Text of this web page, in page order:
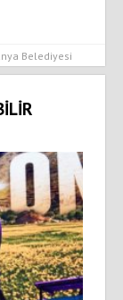
Belediyesi